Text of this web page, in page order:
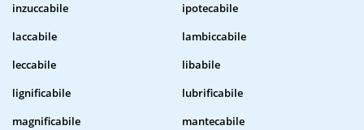
inzuccabile
ipotecabile
laccabile
lambiccabile
leccabile
libabile
lignificabile
lubrificabile
magnificabile
mantecabile